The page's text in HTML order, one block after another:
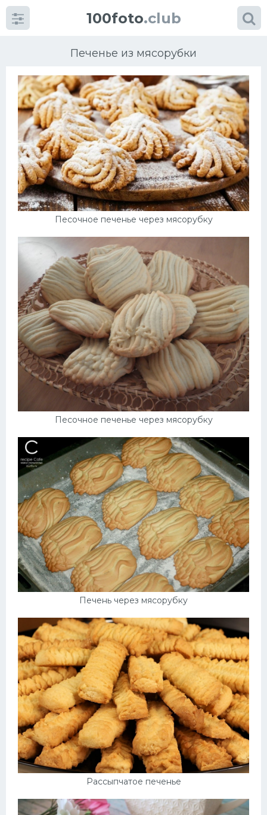
100foto.club
Печенье из мясорубки
Песочное печенье через мясорубку
Песочное печенье через мясорубку
Печень через мясорубку
Рассыпчатое печенье
Категории картинок
Супы
Мясные блюда
Салат
Выпечка
Десерт
Напитки
Дизайн комнаты